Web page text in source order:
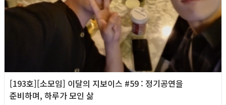
[193호][소모임] 이달의 지보이스 #59 : 정기공연을
준비하며, 하루가 모인 삶